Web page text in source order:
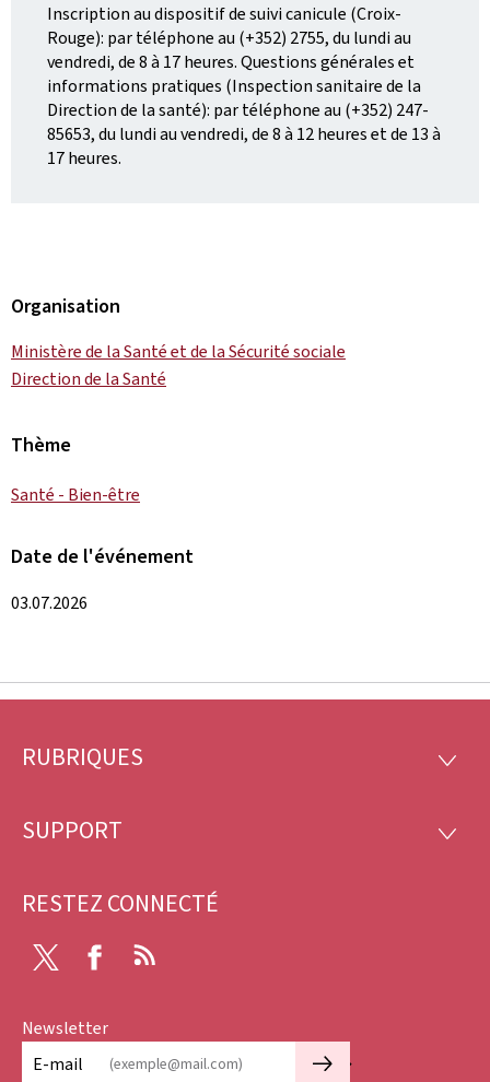
Inscription au dispositif de suivi canicule (Croix-
Rouge): par téléphone au (+352) 2755, du lundi au
vendredi, de 8 à 17 heures. Questions générales et
informations pratiques (Inspection sanitaire de la
Direction de la santé): par téléphone au (+352) 247-
85653, du lundi au vendredi, de 8 à 12 heures et de 13 à
17 heures.
Organisation
Ministère de la Santé et de la Sécurité sociale
Direction de la Santé
Thème
Santé - Bien-être
Date de l'événement
03.07.2026
Pied
page
RUBRIQUES
SUPPORT
RESTEZ CONNECTÉ
Facebook
Newsletter
E-mail
🡒